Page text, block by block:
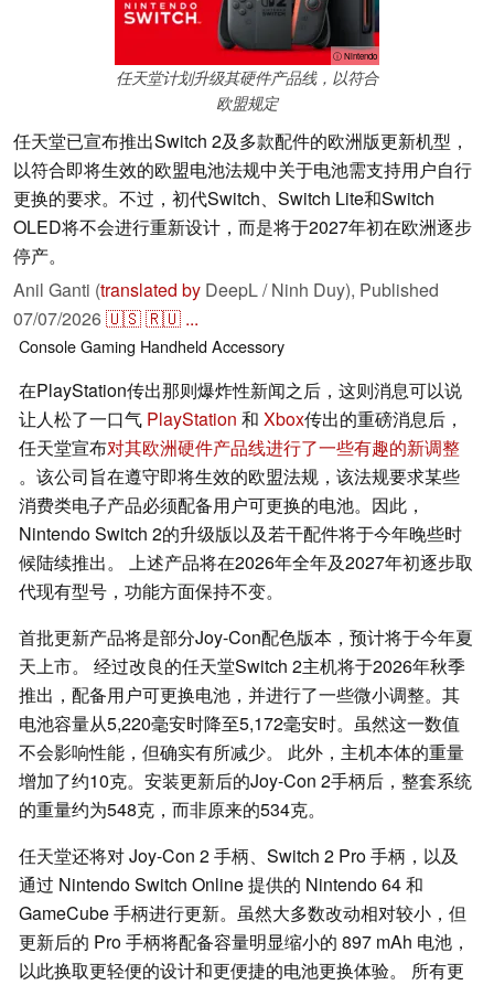
ⓘ Nintendo
任天堂计划升级其硬件产品线，以符合
欧盟规定
任天堂已宣布推出Switch 2及多款配件的欧洲版更新机型，
以符合即将生效的欧盟电池法规中关于电池需支持用户自行
更换的要求。不过，初代Switch、Switch Lite和Switch
OLED将不会进行重新设计，而是将于2027年初在欧洲逐步
停产。
Anil Ganti (translated by DeepL / Ninh Duy), Published
07/07/2026🇺🇸🇷🇺 ...
ConsoleGaming HandheldAccessory
在PlayStation传出那则爆炸性新闻之后，这则消息可以说
让人松了一口气 PlayStation 和 Xbox传出的重磅消息后，
任天堂宣布对其欧洲硬件产品线进行了一些有趣的新调整
。该公司旨在遵守即将生效的欧盟法规，该法规要求某些
消费类电子产品必须配备用户可更换的电池。因此，
Nintendo Switch 2的升级版以及若干配件将于今年晚些时
候陆续推出。 上述产品将在2026年全年及2027年初逐步取
代现有型号，功能方面保持不变。
首批更新产品将是部分Joy-Con配色版本，预计将于今年夏
天上市。 经过改良的任天堂Switch 2主机将于2026年秋季
推出，配备用户可更换电池，并进行了一些微小调整。其
电池容量从5,220毫安时降至5,172毫安时。虽然这一数值
不会影响性能，但确实有所减少。 此外，主机本体的重量
增加了约10克。安装更新后的Joy-Con 2手柄后，整套系统
的重量约为548克，而非原来的534克。
任天堂还将对 Joy-Con 2 手柄、Switch 2 Pro 手柄，以及
通过 Nintendo Switch Online 提供的 Nintendo 64 和
GameCube 手柄进行更新。虽然大多数改动相对较小，但
更新后的 Pro 手柄将配备容量明显缩小的 897 mAh 电池，
以此换取更轻便的设计和更便捷的电池更换体验。 所有更